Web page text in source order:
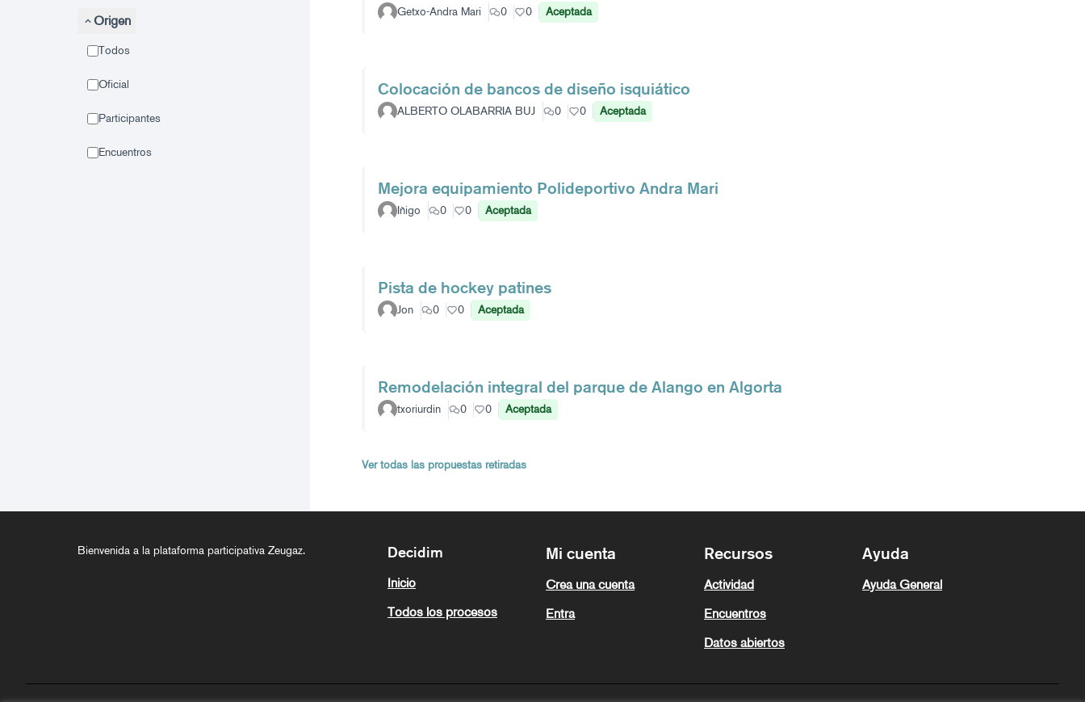
Origen
Todos
Oficial
Participantes
Encuentros
Getxo-Andra Mari 0 0 Aceptada
Colocación de bancos de diseño isquiático
ALBERTO OLABARRIA BUJ 0 0 Aceptada
Mejora equipamiento Polideportivo Andra Mari
Iñigo 0 0 Aceptada
Pista de hockey patines
Jon 0 0 Aceptada
Remodelación integral del parque de Alango en Algorta
txoriurdin 0 0 Aceptada
Ver todas las propuestas retiradas
Bienvenida a la plataforma participativa Zeugaz. Decidim
Inicio
Todos los procesos
Mi cuenta
Crea una cuenta
Entra
Recursos
Actividad
Encuentros
Datos abiertos
Ayuda
Ayuda General